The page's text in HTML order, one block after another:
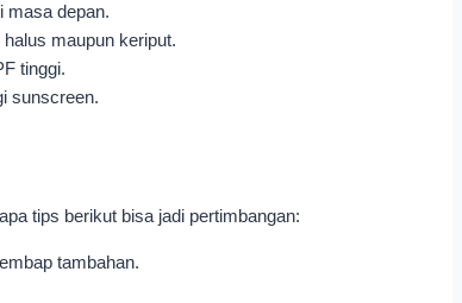
masa depan.
maupun keriput.
tinggi.
sunscreen.
tips berikut bisa jadi pertimbangan:
tambahan.